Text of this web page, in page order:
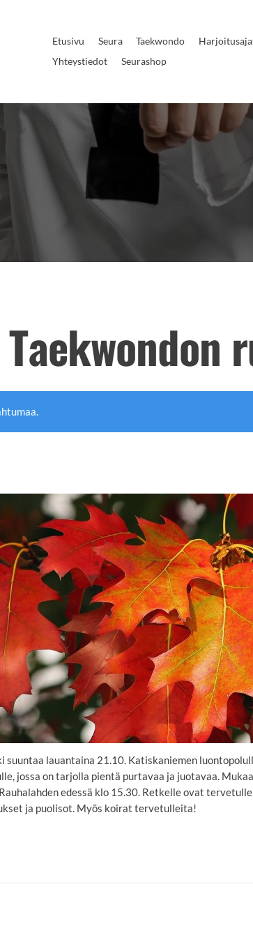
Etusivu Seura Taekwondo
Yhteystiedot
Seurashop
suuntaa lauantaina 21.10. Katiskaniemen
jossa on tarjolla pientä purtavaa ja juotavaa.
edessä klo 15.30. Retkelle ovat
ja puolisot. Myös koirat tervetulleita!